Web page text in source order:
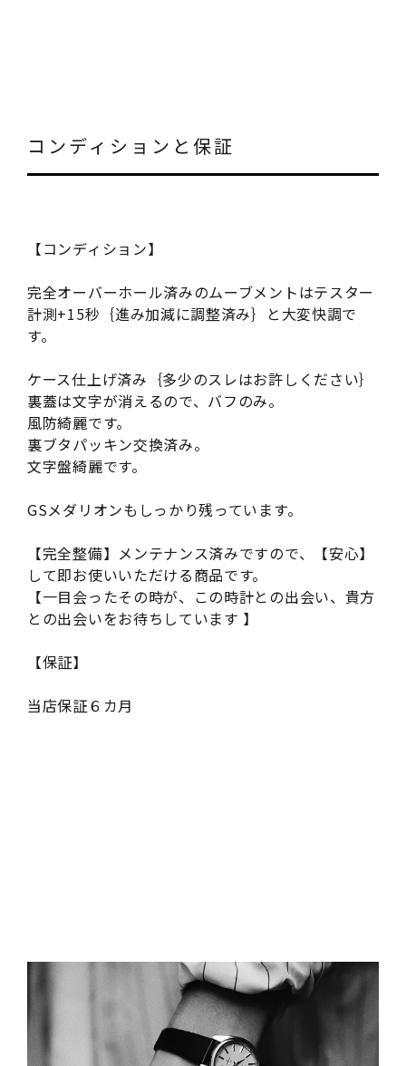
コンディションと保証
【コンディション】
完全オーバーホール済みのムーブメントはテスター
計測+15秒｛進み加減に調整済み｝と大変快調で
す。
ケース仕上げ済み｛多少のスレはお許しください｝
裏蓋は文字が消えるので、バフのみ。
風防綺麗です。
裏ブタパッキン交換済み。
文字盤綺麗です。
GSメダリオンもしっかり残っています。
【完全整備】メンテナンス済みですので、【安心】
して即お使いいただける商品です。
【一目会ったその時が、この時計との出会い、貴方
との出会いをお待ちしています 】
【保証】
当店保証６カ月